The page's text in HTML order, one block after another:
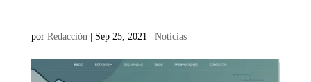
por Redacción | Sep 25, 2021 | Noticias